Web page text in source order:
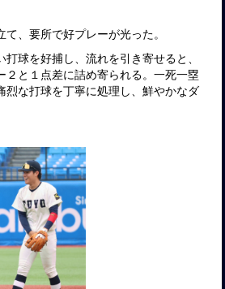
、要所で好プレーが光った。
球を好捕し、流れを引き寄せると、
と１点差に詰め寄られる。一死一塁
な打球を丁寧に処理し、鮮やかなダ